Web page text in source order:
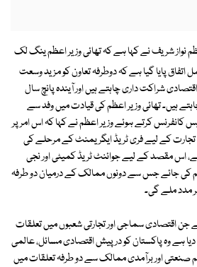
نواز شریف نے کہا ہے کہ تھائی وزیر اعظم ینگ لک
پایا گیا ہے کہ دوطرفہ تعاون کو مزید وسعت
شراکت داری چاہتے ہیں اور آیندہ پانچ سال
ہیں۔ تھائی وزیر اعظم کی قیادت میں وفد سے
کانفرنس کرتے ہوئے وزیر اعظم نے کہا کہ اس امر پر
تجارت کے لیے فری ٹریڈ ایگریمنٹ کے مرحلے کی
اس مقصد کے لیے جوائنٹ ٹریڈ کمیٹی اور نجی
کی جائے جس سے دونوں ممالک کے درمیان دو طرفہ
مدد ملے گی۔
جن اقتصادی سماجی اور تجارتی شعبوں میں تعلقات
ہے وہ پاکستان کو درپیش اقتصادی مسائل، عالمی
صنعتی اور برآمدی ممالک سے دو طرفہ تعلقات میں